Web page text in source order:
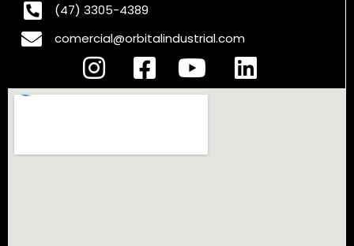
(47) 3305-4389
comercial@orbitalindustrial.com